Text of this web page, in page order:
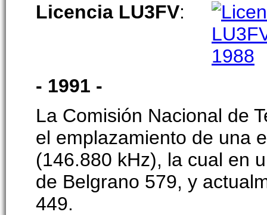
Licencia LU3FV:
- 1991 -
La Comisión Nacional de
el emplazamiento de una
(146.880 kHz), la cual en
de Belgrano 579, y
449.